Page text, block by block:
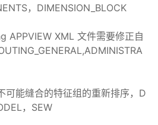
，DIMENSION_BLOCK
APPVIEW XML 文件需要修正自
能缝合的特征组的重新排序，D
，SEW